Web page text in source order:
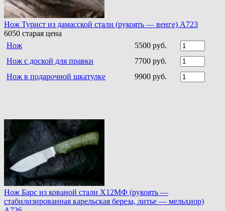
Нож Турист из дамасской стали (рукоять — венге) A723
6050 старая цена
Нож
5500 руб.
Нож с доской для правки
7700 руб.
Нож в подарочной шкатулке
9900 руб.
Нож Барс из кованой стали Х12МФ (рукоять —
стабилизированная карельская береза, литье — мельхиор)